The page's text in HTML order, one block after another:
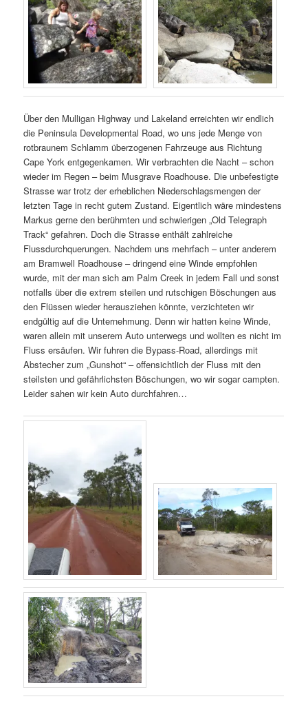
Über den Mulligan Highway und Lakeland erreichten wir endlich
die Peninsula Developmental Road, wo uns jede Menge von
rotbraunem Schlamm überzogenen Fahrzeuge aus Richtung
Cape York entgegenkamen. Wir verbrachten die Nacht – schon
wieder im Regen – beim Musgrave Roadhouse. Die unbefestigte
Strasse war trotz der erheblichen Niederschlagsmengen der
letzten Tage in recht gutem Zustand. Eigentlich wäre mindestens
Markus gerne den berühmten und schwierigen „Old Telegraph
Track“ gefahren. Doch die Strasse enthält zahlreiche
Flussdurchquerungen. Nachdem uns mehrfach – unter anderem
am Bramwell Roadhouse – dringend eine Winde empfohlen
wurde, mit der man sich am Palm Creek in jedem Fall und sonst
notfalls über die extrem steilen und rutschigen Böschungen aus
den Flüssen wieder herausziehen könnte, verzichteten wir
endgültig auf die Unternehmung. Denn wir hatten keine Winde,
waren allein mit unserem Auto unterwegs und wollten es nicht im
Fluss ersäufen. Wir fuhren die Bypass-Road, allerdings mit
Abstecher zum „Gunshot“ – offensichtlich der Fluss mit den
steilsten und gefährlichsten Böschungen, wo wir sogar campten.
Leider sahen wir kein Auto durchfahren…